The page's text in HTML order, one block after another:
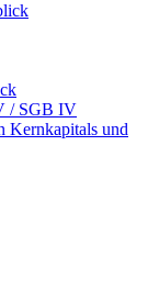
/ SGB IV
Kernkapitals und